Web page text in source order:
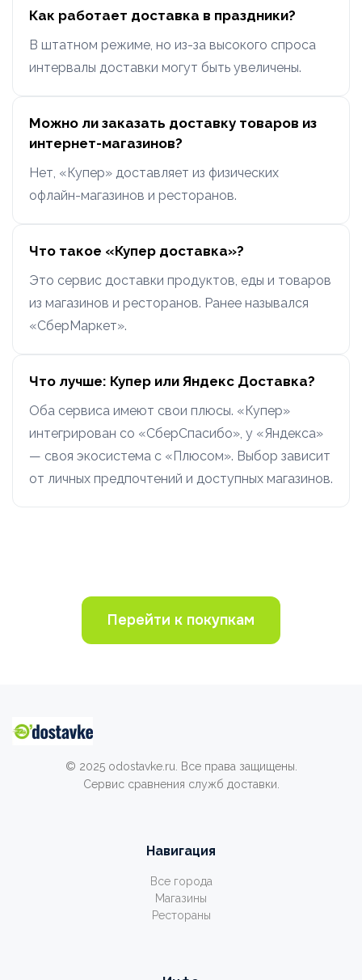
Как работает доставка в праздники?
В штатном режиме, но из-за высокого спроса
интервалы доставки могут быть увеличены.
Можно ли заказать доставку товаров из
интернет-магазинов?
Нет, «Купер» доставляет из физических
офлайн-магазинов и ресторанов.
Что такое «Купер доставка»?
Это сервис доставки продуктов, еды и товаров
из магазинов и ресторанов. Ранее назывался
«СберМаркет».
Что лучше: Купер или Яндекс Доставка?
Оба сервиса имеют свои плюсы. «Купер»
интегрирован со «СберСпасибо», у «Яндекса»
— своя экосистема с «Плюсом». Выбор зависит
от личных предпочтений и доступных магазинов.
Перейти к покупкам
© 2025 odostavke.ru. Все права защищены.
Сервис сравнения служб доставки.
Навигация
Все города
Магазины
Рестораны